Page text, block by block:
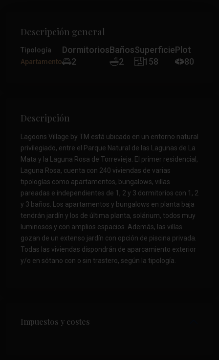
Descripción general
Tipología
Apartamento
Dormitorios
2
Baños
2
Superficie
158
Plot
80
Descripción
Lagoons Village by TM está ubicado en un entorno natural
privilegiado, entre el Parque Natural de las Lagunas de La
Mata y la Laguna Rosa de Torrevieja. El primer residencial,
Laguna Rosa, cuenta con 240 viviendas de varias
tipologías como apartamentos, bungalows, villas
pareadas e independientes de 1, 2 y 3 dormitorios con 1, 2
y 3 baños. Los apartamentos y bungalows en planta baja
tendrán jardín y los de última planta, solárium, todos muy
luminosos y con amplios espacios. Además, las villas
gozan de un extenso jardín con opción de piscina privada.
Todas las viviendas dispondrán de aparcamiento exterior
y/o en sótano con o sin trastero, según la tipología.
Impuestos y costes